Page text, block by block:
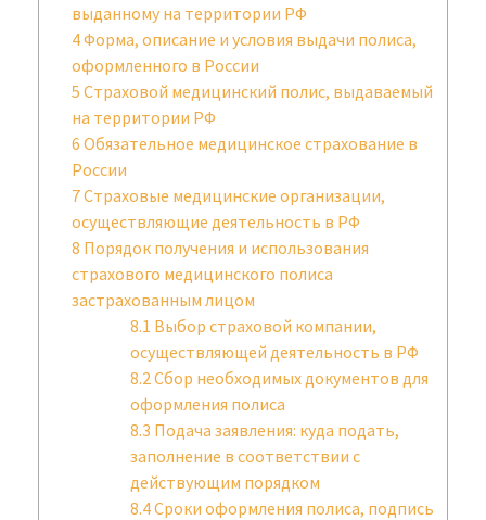
выданному на территории РФ
4Форма, описание и условия выдачи полиса,
оформленного в России
5 Страховой медицинский полис, выдаваемый
на территории РФ
6 Обязательное медицинское страхование в
России
7Страховые медицинские организации,
осуществляющие деятельность в РФ
8 Порядок получения и использования
страхового медицинского полиса
застрахованным лицом
8.1 Выбор страховой компании,
осуществляющей деятельность в РФ
8.2 Сбор необходимых документов для
оформления полиса
8.3 Подача заявления: куда подать,
заполнение в соответствии с
действующим порядком
8.4Сроки оформления полиса, подпись